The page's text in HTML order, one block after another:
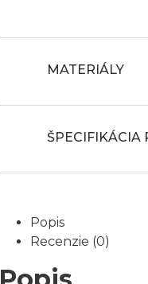
MATERIÁLY
ŠPECIFIKÁCIA
Popis
Recenzie (0)